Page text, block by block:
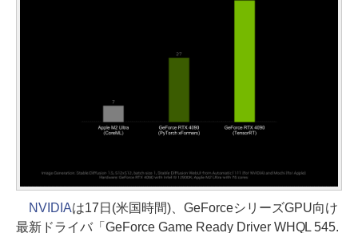
NVIDIAは17日(米国時間)、GeForceシリーズGPU向け
最新ドライバ「GeForce Game Ready Driver WHQL 545.